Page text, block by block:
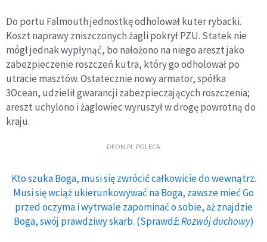
Do portu Falmouth jednostkę odholował kuter rybacki.
Koszt naprawy zniszczonych żagli pokrył PZU. Statek nie
mógł jednak wypłynąć, bo nałożono na niego areszt jako
zabezpieczenie roszczeń kutra, który go odholował po
utracie masztów. Ostatecznie nowy armator, spółka
3Ocean, udzielił gwarancji zabezpieczających roszczenia;
areszt uchylono i żaglowiec wyruszył w drogę powrotną do
kraju.
DEON.PL POLECA
Kto szuka Boga, musi się zwrócić całkowicie do wewnątrz.
Musi się wciąż ukierunkowywać na Boga, zawsze mieć Go
przed oczyma i wytrwale zapominać o sobie, aż znajdzie
Boga, swój prawdziwy skarb. (Sprawdź:Rozwój duchowy)